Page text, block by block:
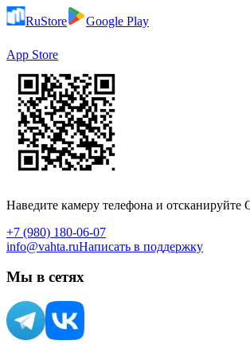
RuStore Google Play
App Store
Наведите камеру телефона и отсканируйте
+7 (980) 180-06-07
info@vahta.ruНаписать в поддержку
Мы в сетях